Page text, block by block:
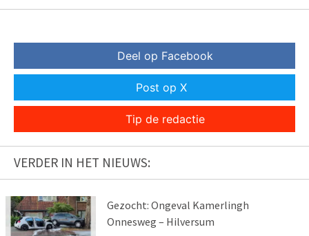
Deel op Facebook
Post op X
Tip de redactie
VERDER IN HET NIEUWS:
Gezocht: Ongeval Kamerlingh
Onnesweg – Hilversum